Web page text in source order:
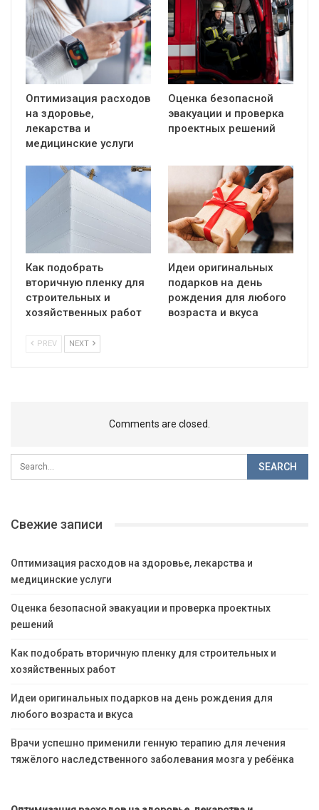
Оптимизация расходов
на здоровье,
лекарства и
медицинские услуги
Оценка безопасной
эвакуации и проверка
проектных решений
Как подобрать
вторичную пленку для
строительных и
хозяйственных работ
Идеи оригинальных
подарков на день
рождения для любого
возраста и вкуса
PREV NEXT
Comments are closed.
Свежие записи
Оптимизация расходов на здоровье, лекарства и
медицинские услуги
Оценка безопасной эвакуации и проверка проектных
решений
Как подобрать вторичную пленку для строительных и
хозяйственных работ
Идеи оригинальных подарков на день рождения для
любого возраста и вкуса
Врачи успешно применили генную терапию для лечения
тяжёлого наследственного заболевания мозга у ребёнка